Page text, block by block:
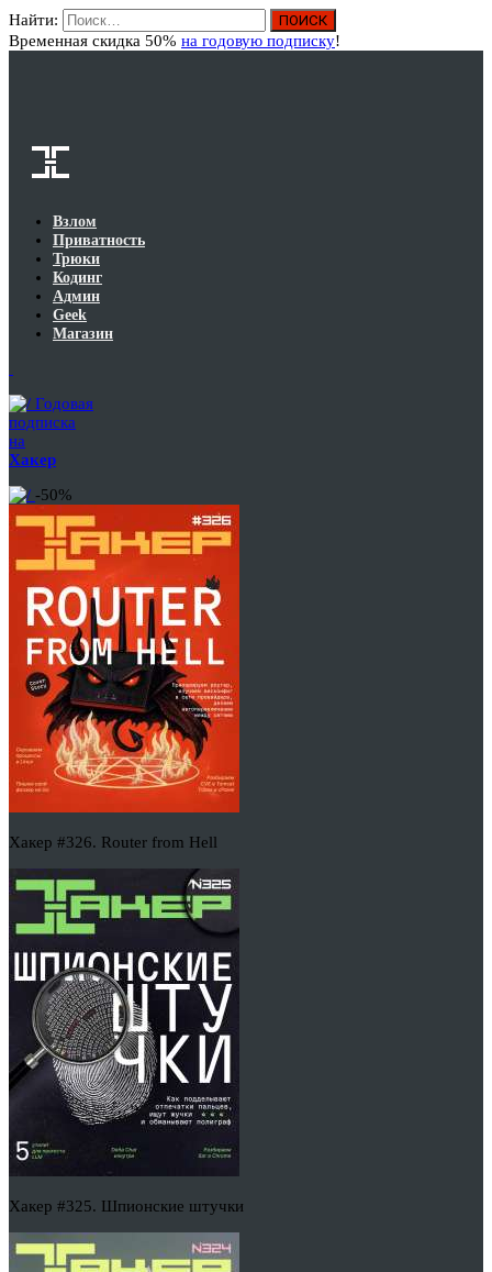
Найти:
Временная скидка 50% на годовую подписку!
Взлом
Приватность
Трюки
Кодинг
Админ
Geek
Магазин
Годовая
подписка
на
Хакер
-50%
Хакер #326. Router from Hell
Хакер #325. Шпионские штучки